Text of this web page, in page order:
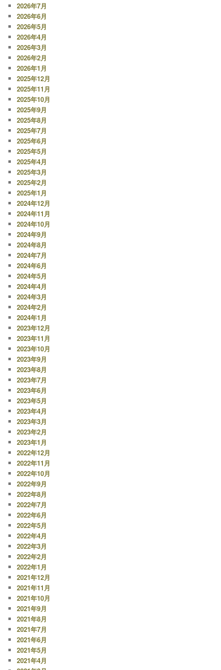
2026年7月
2026年6月
2026年5月
2026年4月
2026年3月
2026年2月
2026年1月
2025年12月
2025年11月
2025年10月
2025年9月
2025年8月
2025年7月
2025年6月
2025年5月
2025年4月
2025年3月
2025年2月
2025年1月
2024年12月
2024年11月
2024年10月
2024年9月
2024年8月
2024年7月
2024年6月
2024年5月
2024年4月
2024年3月
2024年2月
2024年1月
2023年12月
2023年11月
2023年10月
2023年9月
2023年8月
2023年7月
2023年6月
2023年5月
2023年4月
2023年3月
2023年2月
2023年1月
2022年12月
2022年11月
2022年10月
2022年9月
2022年8月
2022年7月
2022年6月
2022年5月
2022年4月
2022年3月
2022年2月
2022年1月
2021年12月
2021年11月
2021年10月
2021年9月
2021年8月
2021年7月
2021年6月
2021年5月
2021年4月